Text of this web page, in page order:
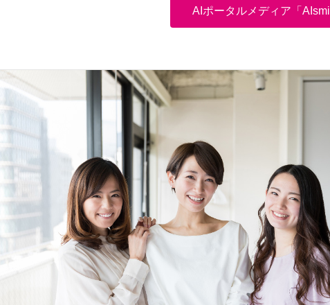
AIポータルメディア「